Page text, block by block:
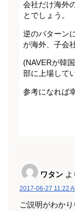
会社だけ海外
とでしょう。
逆のパターン
が海外、子会
(NAVERが韓
部に上場して
参考になれば
ワタン よ
2017-06-27 11:22
ご説明がわかり